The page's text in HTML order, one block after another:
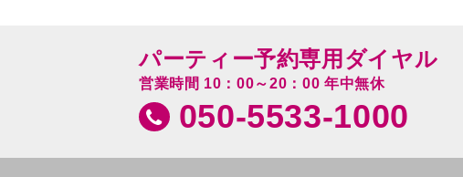
パーティー予約専用ダイヤル
営業時間 10：00～20：00 年中無休
050-5533-1000